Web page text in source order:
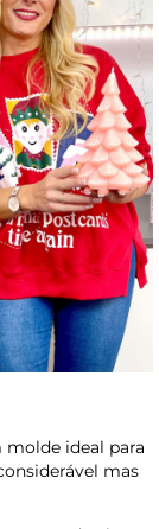
ideal para
mas